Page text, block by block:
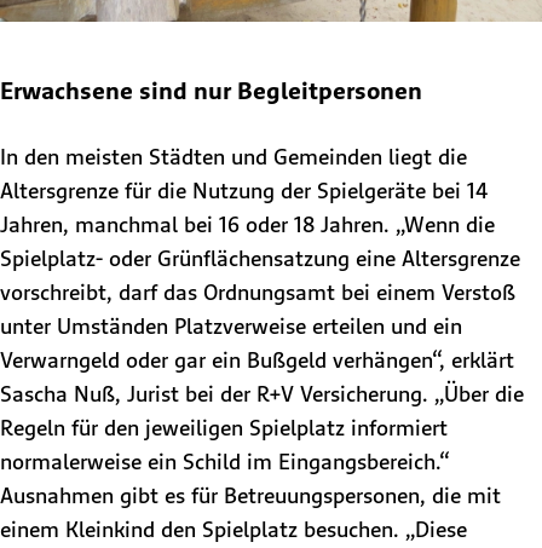
Erwachsene sind nur Begleitpersonen
In den meisten Städten und Gemeinden liegt die
Altersgrenze für die Nutzung der Spielgeräte bei 14
Jahren, manchmal bei 16 oder 18 Jahren. „Wenn die
Spielplatz- oder Grünflächensatzung eine Altersgrenze
vorschreibt, darf das Ordnungsamt bei einem Verstoß
unter Umständen Platzverweise erteilen und ein
Verwarngeld oder gar ein Bußgeld verhängen“, erklärt
Sascha Nuß, Jurist bei der R+V Versicherung. „Über die
Regeln für den jeweiligen Spielplatz informiert
normalerweise ein Schild im Eingangsbereich.“
Ausnahmen gibt es für Betreuungspersonen, die mit
einem Kleinkind den Spielplatz besuchen. „Diese